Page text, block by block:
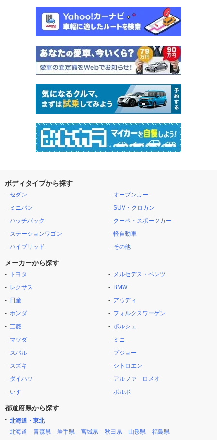
ボディタイプから探す
セダン
ミニバン
ハッチバック
ステーションワゴン
ハイブリッド
オープンカー
SUV・クロカン
クーペ・スポーツカー
軽自動車
その他
メーカーから探す
トヨタ
レクサス
日産
ホンダ
三菱
マツダ
スバル
スズキ
ダイハツ
いすゞ
メルセデス・ベンツ
BMW
アウディ
フォルクスワーゲン
ポルシェ
ミニ
プジョー
シトロエン
アルファ ロメオ
ボルボ
都道府県から探す
北海道・東北
北海道
青森県 岩手県 宮城県 秋田県 山形県 福島県